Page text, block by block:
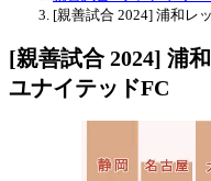
[親善試合 2024] 浦和レ
[親善試合 2024] 浦
ユナイテッドFC